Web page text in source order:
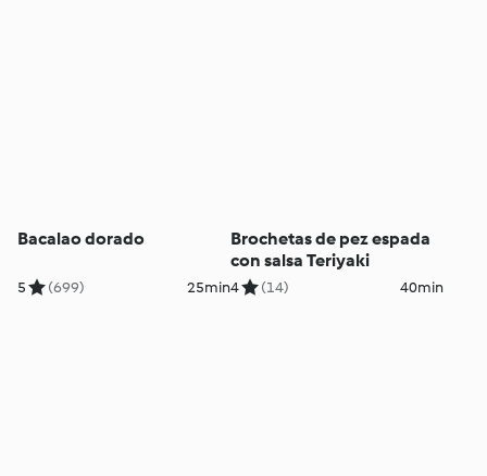
Bacalao dorado
5 (699) 25min
Brochetas de pez espada
con salsa Teriyaki
4 (14) 40min